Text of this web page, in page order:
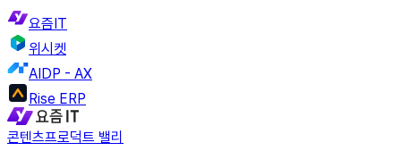
요즘IT
위시켓
AIDP - AX
Rise ERP
콘텐츠프로덕트 밸리